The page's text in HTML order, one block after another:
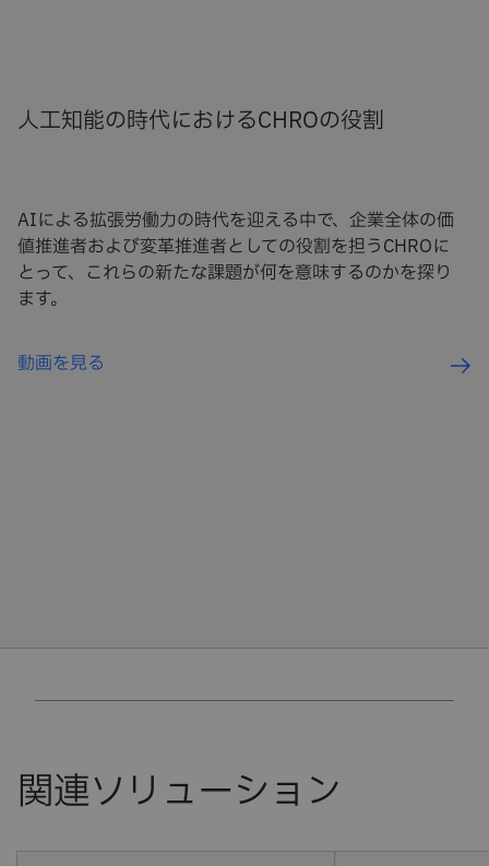
人工知能の時代におけるCHROの役割
AIによる拡張労働力の時代を迎える中で、企業全体の価
値推進者および変革推進者としての役割を担うCHROに
とって、これらの新たな課題が何を意味するのかを探り
ます。
動画を見る